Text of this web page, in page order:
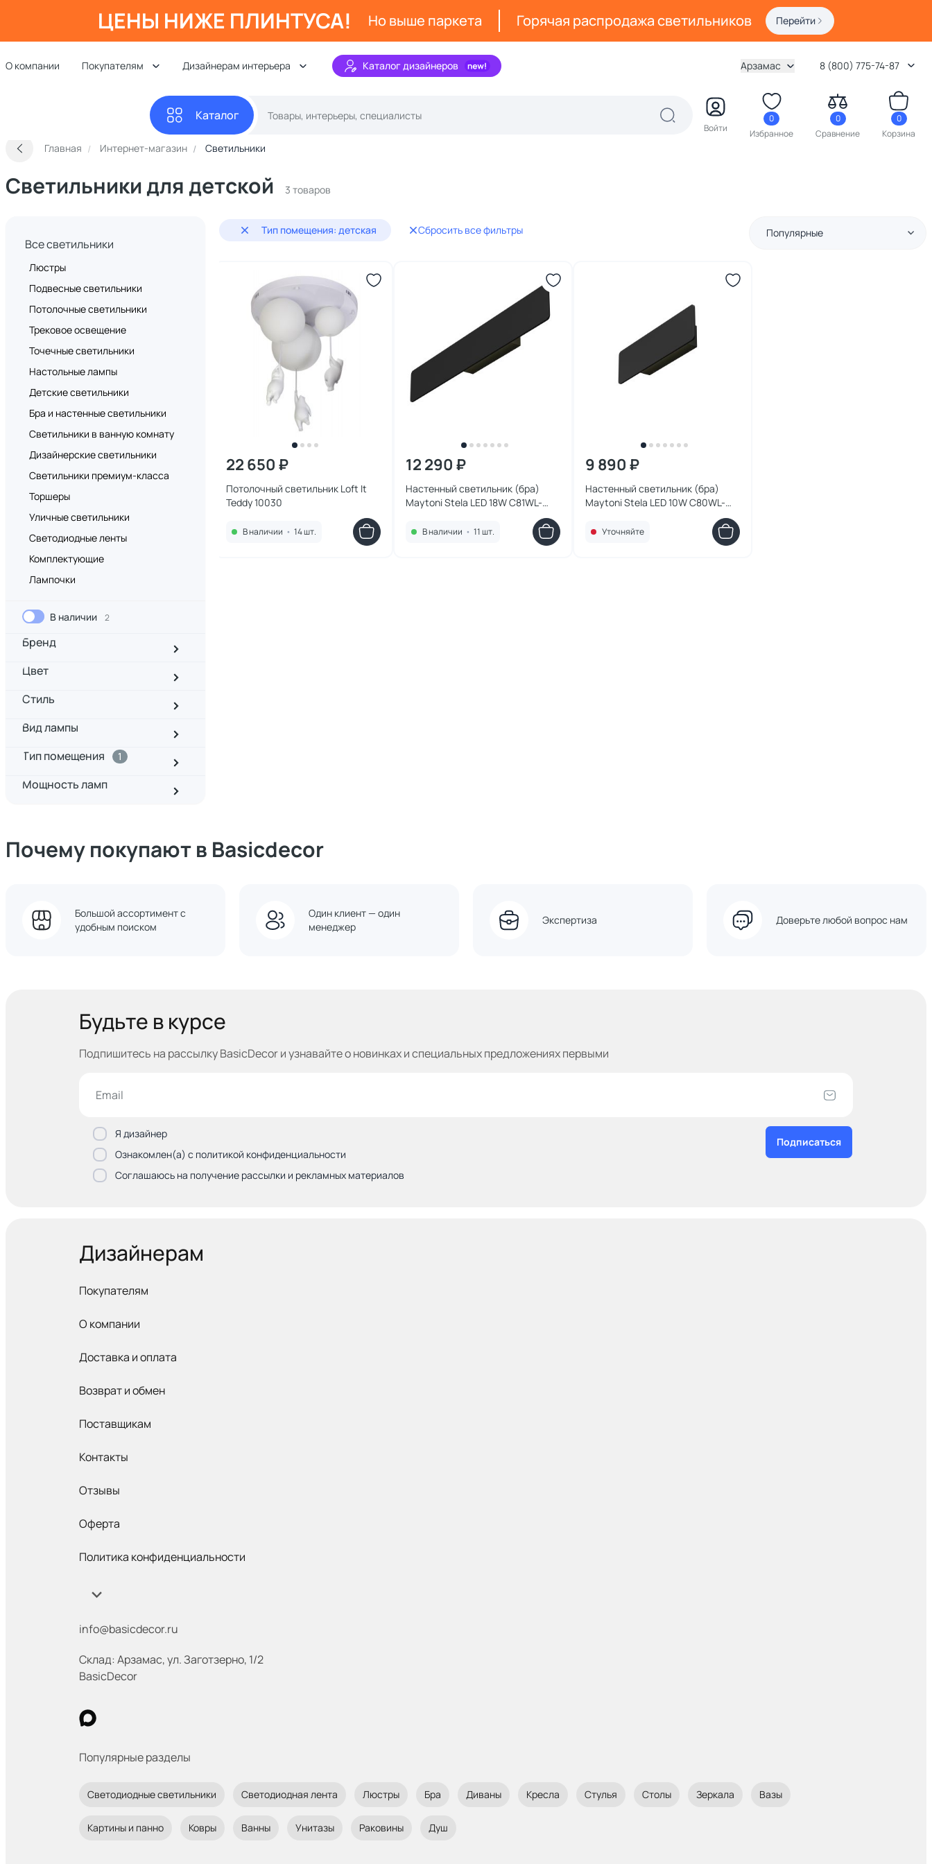
ЦЕНЫ НИЖЕ ПЛИНТУСА! Но выше паркета Горячая распродажа светильников Перейти
О компании Покупателям Дизайнерам интерьера Каталог дизайнеров Арзамас 8 (800) 775-74-87
Каталог
Войти
0
Избранное
0
Сравнение
0
Корзина
Главная Интернет-магазин Светильники
Светильники для детской 3 товаров
Все светильники
Люстры
Подвесные светильники
Потолочные светильники
Трековое освещение
Точечные светильники
Настольные лампы
Детские светильники
Бра и настенные светильники
Светильники в ванную комнату
Дизайнерские светильники
Светильники премиум-класса
Торшеры
Уличные светильники
Светодиодные ленты
Комплектующие
Лампочки
В наличии 2
Бренд
Цвет
Стиль
Вид лампы
Тип помещения
1
Мощность ламп
Тип помещения: детская Сбросить все фильтры Популярные
22 650 ₽
Потолочный светильник Loft It
Teddy 10030
В наличии • 14 шт.
12 290 ₽
Настенный светильник (бра)
Maytoni Stela LED 18W C81WL-
В наличии • 11 шт.
9 890 ₽
Настенный светильник (бра)
Maytoni Stela LED 10W C80WL-
Уточняйте
Почему покупают в Basicdecor
Большой ассортимент с
удобным поиском
Один клиент — один
менеджер
Экспертиза Доверьте любой вопрос нам
Будьте в курсе
Подпишитесь на рассылку BasicDecor и узнавайтео новинках и специальных предложениях первыми
Я дизайнер
Ознакомлен(а) с политикой конфиденциальности
Соглашаюсь на получение рассылки и рекламных материалов
Подписаться
Дизайнерам
Покупателям
О компании
Доставка и оплата
Возврат и обмен
Поставщикам
Контакты
Отзывы
Оферта
Политика конфиденциальности
info@basicdecor.ru
Склад: Арзамас,ул. Заготзерно, 1/2
BasicDecor
Популярные разделы
Светодиодные светильники Светодиодная лента Люстры Бра Диваны Кресла Стулья Столы Зеркала Вазы
Картины и панно Ковры Ванны Унитазы Раковины Душ